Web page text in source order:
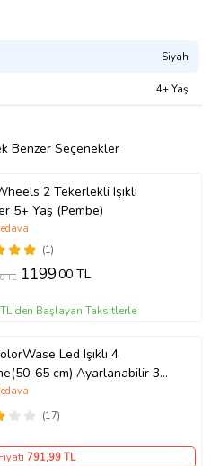
Siyah
4+ Yaş
Benzer Seçenekler
2 Tekerlekli Işıklı
5+ Yaş (Pembe)
(1)
TL 1199,00 TL
Başlayan Taksitlerle
Led Işıklı 4
65 cm) Ayarlanabilir 3
Scooter (Mavi)
(17)
791,99 TL